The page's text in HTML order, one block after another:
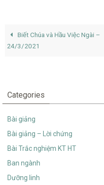
Biết Chúa và Hầu Việc Ngài –
24/3/2021
Categories
Bài giảng
Bài giảng – Lời chứng
Bài Trắc nghiệm KT HT
Ban ngành
Dưỡng linh